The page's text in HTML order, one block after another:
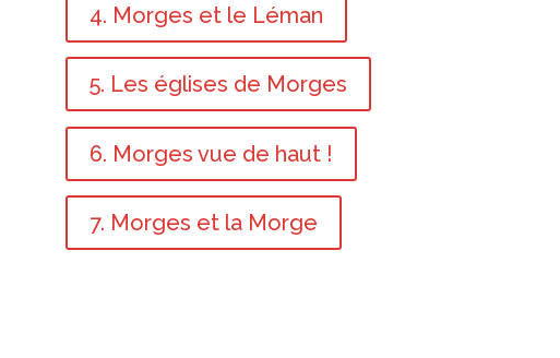
4. Morges et le Léman
5. Les églises de Morges
6. Morges vue de haut !
7. Morges et la Morge